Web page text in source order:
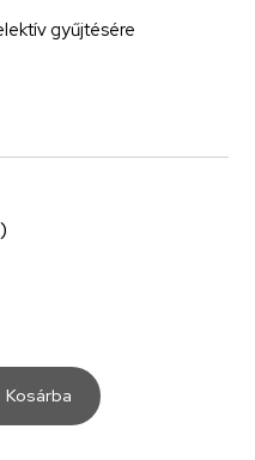
gyűjtésére
Kosárba